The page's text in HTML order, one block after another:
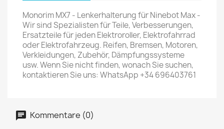
Monorim MX7 - Lenkerhalterung für Ninebot Max -
Wir sind Spezialisten für Teile, Verbesserungen,
Ersatzteile für jeden Elektroroller, Elektrofahrrad
oder Elektrofahrzeug. Reifen, Bremsen, Motoren,
Verkleidungen, Zubehör, Dämpfungssysteme
usw. Wenn Sie nicht finden, wonach Sie suchen,
kontaktieren Sie uns: WhatsApp +34 696403761
Kommentare (0)